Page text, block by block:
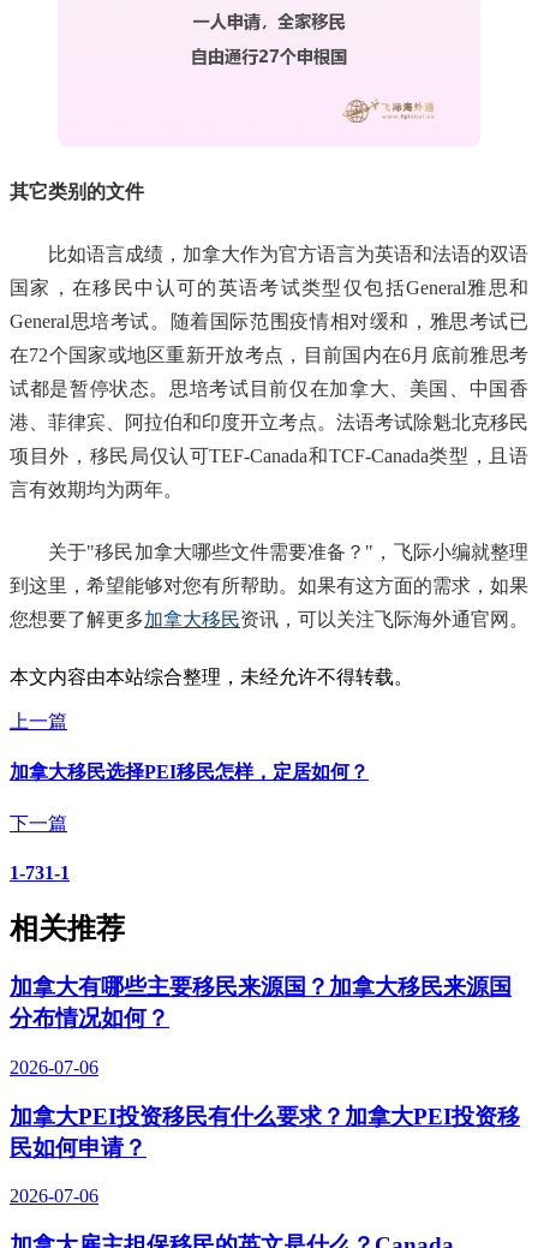
其它类别的文件
比如语言成绩，加拿大作为官方语言为英语和法语的双语
国家，在移民中认可的英语考试类型仅包括General雅思和
General思培考试。随着国际范围疫情相对缓和，雅思考试已
在72个国家或地区重新开放考点，目前国内在6月底前雅思考
试都是暂停状态。思培考试目前仅在加拿大、美国、中国香
港、菲律宾、阿拉伯和印度开立考点。法语考试除魁北克移民
项目外，移民局仅认可TEF-Canada和TCF-Canada类型，且语
言有效期均为两年。
关于"移民加拿大哪些文件需要准备？"，飞际小编就整理
到这里，希望能够对您有所帮助。如果有这方面的需求，如果
您想要了解更多加拿大移民资讯，可以关注飞际海外通官网。
本文内容由本站综合整理，未经允许不得转载。
上一篇
加拿大移民选择PEI移民怎样，定居如何？
下一篇
1-731-1
相关推荐
加拿大有哪些主要移民来源国？加拿大移民来源国
分布情况如何？
2026-07-06
加拿大PEI投资移民有什么要求？加拿大PEI投资移
民如何申请？
2026-07-06